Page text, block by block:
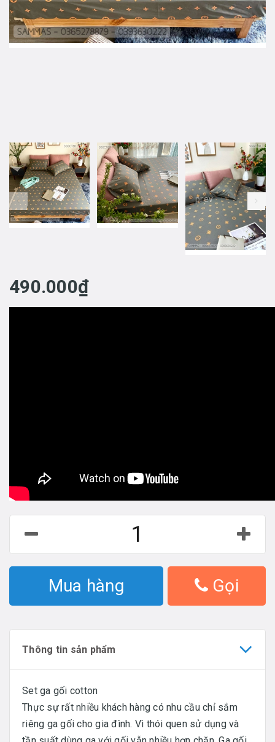
prev
490.000₫
Mua hàng Gọi
Thông tin sản phẩm
Set ga gối cotton
Thực sự rất nhiều khách hàng có nhu cầu chỉ sắm
riêng ga gối cho gia đình. Vì thói quen sử dụng và